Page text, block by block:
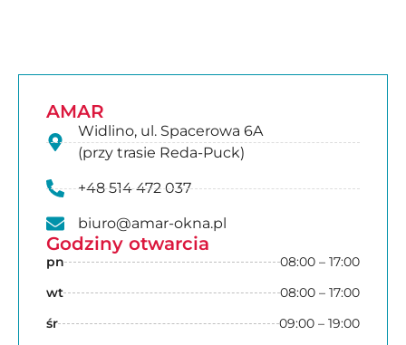
AMAR
Widlino, ul. Spacerowa 6A
(przy trasie Reda-Puck)
+48 514 472 037
biuro@amar-okna.pl
Godziny otwarcia
pn
08:00 – 17:00
wt
08:00 – 17:00
śr
09:00 – 19:00